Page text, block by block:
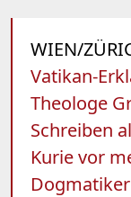
WIEN/
Vatikan-
Theologe
Schreiben
Kurie vor